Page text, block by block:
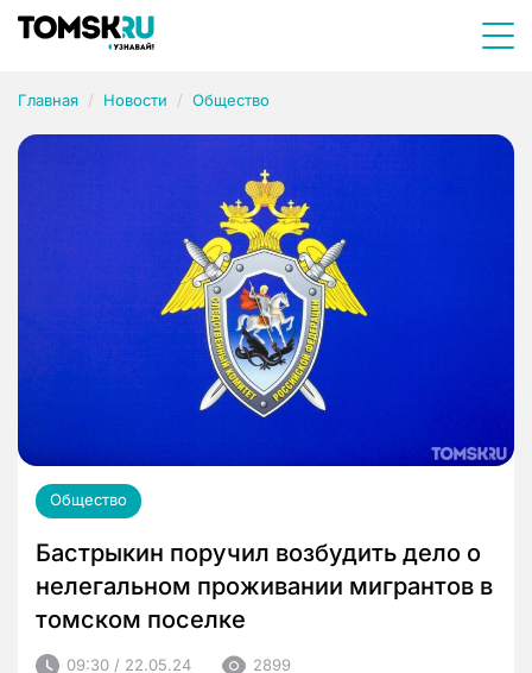
Главная Новости Общество
Общество
Бастрыкин поручил возбудить дело о
нелегальном проживании мигрантов в
томском поселке
09:30 / 22.05.24 2899